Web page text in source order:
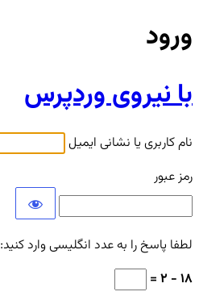
ورود
با نیروی وردپرس
نام کاربری یا نشانی ایمیل
رمز عبور
لطفا پاسخ را به عدد انگلیسی وارد کنید:
18 − 2 =